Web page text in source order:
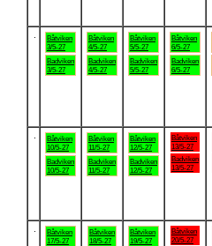
Båtviken
3/5-27
Badviken
3/5-27
Båtviken
4/5-27
Badviken
4/5-27
Båtviken
5/5-27
Badviken
5/5-27
Båtviken
6/5-27
Badviken
6/5-27
Båtviken
10/5-27
Badviken
10/5-27
Båtviken
11/5-27
Badviken
11/5-27
Båtviken
12/5-27
Badviken
12/5-27
Båtviken
13/5-27
Badviken
13/5-27
Båtviken
17/5-27
Båtviken
18/5-27
Båtviken
19/5-27
Båtviken
20/5-27